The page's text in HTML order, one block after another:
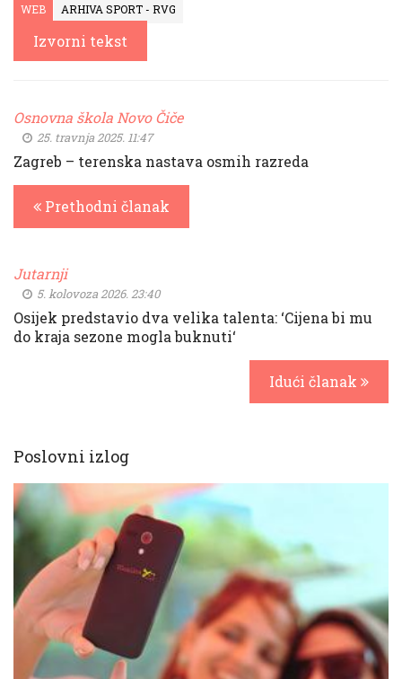
WEB ARHIVA SPORT - RVG
Izvorni tekst
Osnovna škola Novo Čiče
25. travnja 2025. 11:47
Zagreb – terenska nastava osmih razreda
Prethodni članak
Jutarnji
5. kolovoza 2026. 23:40
Osijek predstavio dva velika talenta: ‘Cijena bi mu
do kraja sezone mogla buknuti‘
Idući članak
Poslovni izlog